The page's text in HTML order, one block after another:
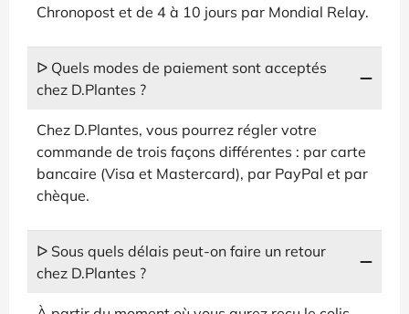
Chronopost et de 4 à 10 jours par Mondial Relay.
ᐅ Quels modes de paiement sont acceptés
chez D.Plantes ?
Chez D.Plantes, vous pourrez régler votre
commande de trois façons différentes : par carte
bancaire (Visa et Mastercard), par PayPal et par
chèque.
ᐅ Sous quels délais peut-on faire un retour
chez D.Plantes ?